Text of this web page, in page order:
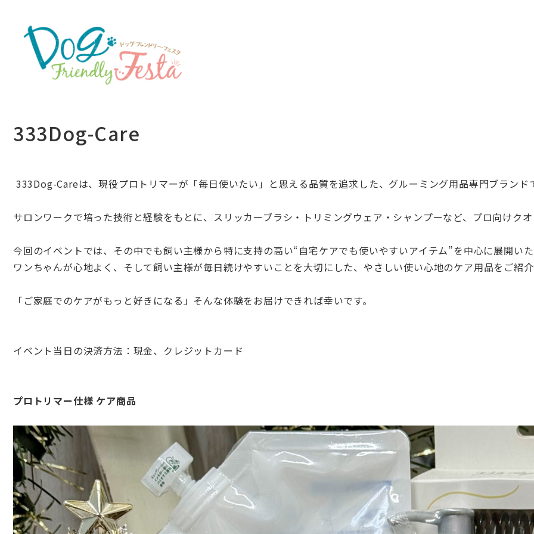
333Dog-Care
333Dog-Careは、現役プロトリマーが「毎日使いたい」 と思える品質を追求した、グルーミング用品専門ブランド
サロンワークで培った技術と経験をもとに、スリッカーブラシ・ トリミングウェア・シャンプーなど、 プロ向けク
今回のイベントでは、その中でも飼い主様から特に支持の高い“自宅ケアでも使いやすいアイテム”を中心に展開い
ワンちゃんが心地よく、 そして飼い主様が毎日続けやすいことを大切にした、やさしい使い心地のケア用品をご紹
「ご家庭でのケアがもっと好きになる」 そんな体験をお届けできれば幸いです。
イベント当日の決済方法：現金、クレジットカード
プロトリマー仕様 ケア商品